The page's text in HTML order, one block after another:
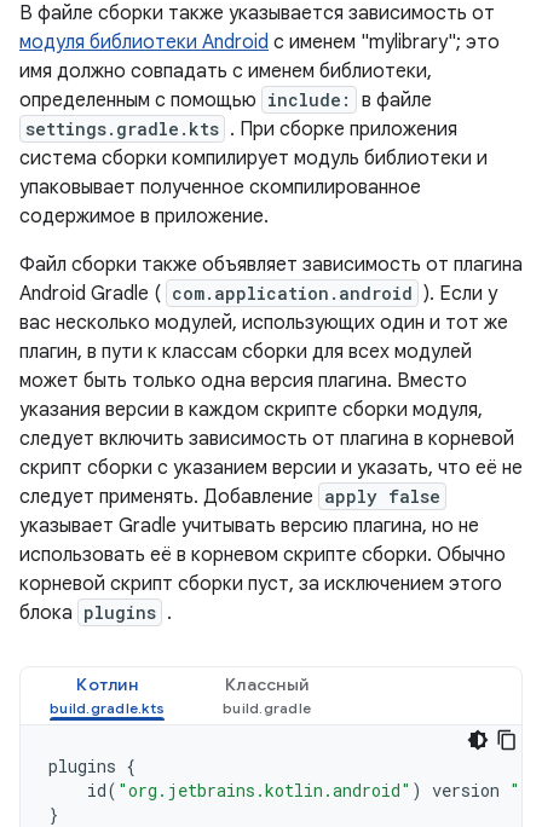
В файле сборки также указывается зависимость от
модуля библиотеки Android с именем "mylibrary"; это
имя должно совпадать с именем библиотеки,
определенным с помощью include: в файле
settings.gradle.kts . При сборке приложения
система сборки компилирует модуль библиотеки и
упаковывает полученное скомпилированное
содержимое в приложение.
Файл сборки также объявляет зависимость от плагина
Android Gradle ( com.application.android ). Если у
вас несколько модулей, использующих один и тот же
плагин, в пути к классам сборки для всех модулей
может быть только одна версия плагина. Вместо
указания версии в каждом скрипте сборки модуля,
следует включить зависимость от плагина в корневой
скрипт сборки с указанием версии и указать, что её не
следует применять. Добавление apply false
указывает Gradle учитывать версию плагина, но не
использовать её в корневом скрипте сборки. Обычно
корневой скрипт сборки пуст, за исключением этого
блока plugins .
Котлин Классный
plugins {
id( "org.jetbrains.kotlin.android" ) version
}